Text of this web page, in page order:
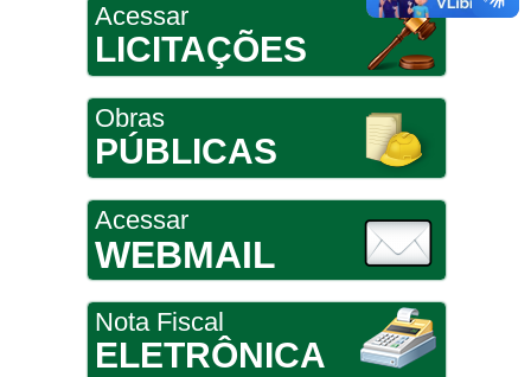
Acessar
LICITAÇÕES
Obras
PÚBLICAS
Acessar
WEBMAIL
Nota Fiscal
ELETRÔNICA